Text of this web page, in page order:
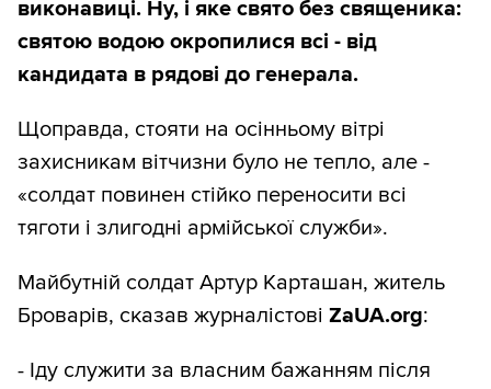
виконавиці. Ну, і яке свято без священика:
святою водою окропилися всі - від
кандидата в рядові до генерала.
Щоправда, стояти на осінньому вітрі
захисникам вітчизни було не тепло, але -
«солдат повинен стійко переносити всі
тяготи і злигодні армійської служби».
Майбутній солдат Артур Карташан, житель
Броварів, сказав журналістові ZaUA.org:
- Іду служити за власним бажанням після